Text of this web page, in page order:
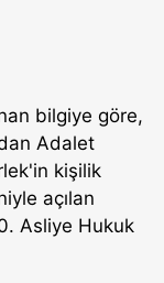
bilgiye göre,
Adalet
kişilik
açılan
Asliye Hukuk